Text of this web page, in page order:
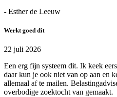
- Esther de Leeuw
Werkt goed dit
22 juli 2026
Een erg fijn systeem dit. Ik keek
daar kun je ook niet van op aan en
allemaal af te mailen.
overbodige zoektocht van gemaakt.